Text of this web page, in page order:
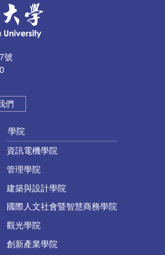
號
們
學院
資訊電機學院
管理學院
建築與設計學院
國際人文社會暨智慧商務學院
觀光學院
創新產業學院